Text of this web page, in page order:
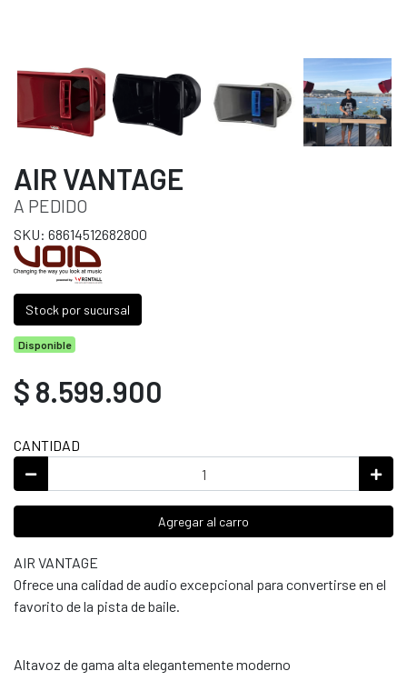
AIR VANTAGE
A PEDIDO
SKU: 68614512682800
Stock por sucursal
Disponible
$ 8.599.900
CANTIDAD
Agregar al carro
AIR VANTAGE
Ofrece una calidad de audio excepcional para convertirse en el
favorito de la pista de baile.
Altavoz de gama alta elegantemente moderno